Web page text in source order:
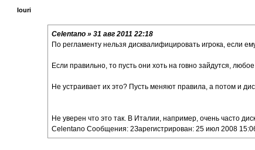
Iouri
Celentano » 31 авг 2011 22:18
По регламенту нельзя дисквалифицировать игрока, если
Если правильно, то пусть они хоть на говно зайдутся,
Не устраивает их это? Пусть меняют правила, а потом и
Не уверен что это так. В Италии, например, очень часто
Celentano Сообщения: 2Зарегистрирован: 25 июл 2008